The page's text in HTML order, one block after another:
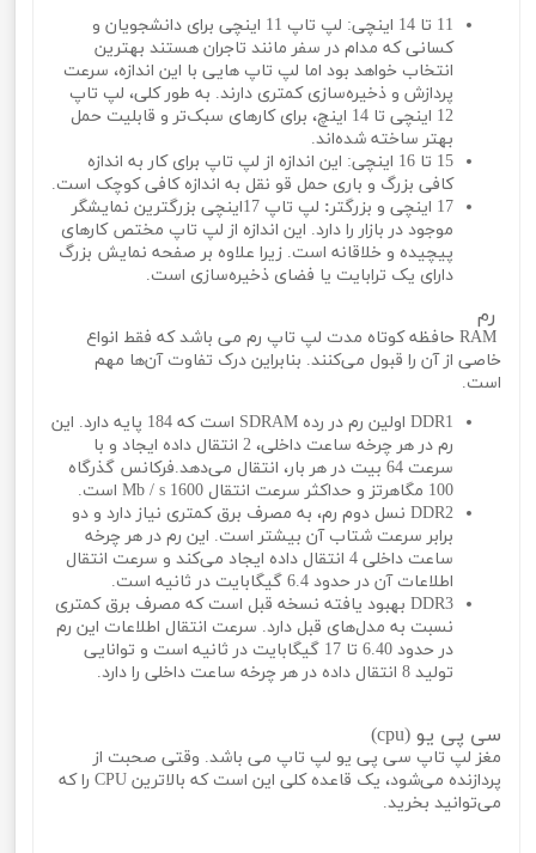
11 تا 14 اینچی: لپ تاپ 11 اینچی برای دانشجویان و
کسانی که مدام در سفر مانند تاجران هستند بهترین
انتخاب خواهد بود اما لپ تاپ هایی با این اندازه، سرعت
پردازش و ذخیره‌سازی کمتری دارند. به طور کلی، لپ تاپ
12 اینچی تا 14 اینچ، برای کارهای سبک‌تر و قابلیت حمل
بهتر ساخته شده‌اند.
15 تا 16 اینچی: این اندازه از لپ تاپ برای کار به اندازه
کافی بزرگ و باری حمل‌ قو‌ نقل به اندازه کافی کوچک است.
17 اینچی و بزرگتر
:
لپ تاپ 17اینچی بزرگترین نمایشگر
موجود در بازار را دارد. این اندازه از لپ تاپ مختص کارهای
پیچیده و خلاقانه است. زیرا علاوه بر صفحه نمایش بزرگ
دارای یک ترابایت یا فضای ذخیره‌سازی است.
رم
RAM حافظه کوتاه مدت لپ تاپ رم می باشد که فقط انواع
خاصی از آن را قبول می‌کنند. بنابراین درک تفاوت آن‌ها مهم
است.
DDR1 اولین رم در رده SDRAM است که 184 پایه دارد. این
رم در هر چرخه ساعت داخلی، 2 انتقال داده ایجاد و با
سرعت 64 بیت در هر بار، انتقال می‌دهد.فرکانس گذرگاه
100 مگاهرتز و حداکثر سرعت انتقال 1600 Mb / s است.
DDR2 نسل دوم رم، به مصرف برق کمتری نیاز دارد و دو
برابر سرعت شتاب آن بیشتر است. این رم در هر چرخه
ساعت داخلی 4 انتقال داده ایجاد می‌کند و سرعت انتقال
اطلاعات آن در حدود 6.4 گیگابایت در ثانیه است.
DDR3 بهبود یافته نسخه قبل است که مصرف برق کمتری
نسبت به مدل‌های قبل دارد. سرعت انتقال اطلاعات این رم
در حدود 6.40 تا 17 گیگابایت در ثانیه است و توانایی
تولید 8 انتقال داده در هر چرخه ساعت داخلی را دارد.
سی پی یو (cpu)
مغز لپ تاپ سی پی یو لپ تاپ می باشد. وقتی صحبت از
پردازنده می‌شود، یک قاعده کلی این است که بالاترین CPU را که
می‌توانید بخرید.